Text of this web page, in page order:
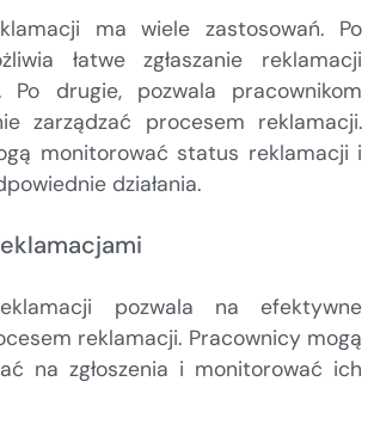
ma wiele zastosowań. Po
łatwe zgłaszanie reklamacji
Po drugie, pozwala pracownikom
zarządzać procesem reklamacji.
monitorować status reklamacji i
działania.
pozwala na efektywne
reklamacji. Pracownicy mogą
na zgłoszenia i monitorować ich